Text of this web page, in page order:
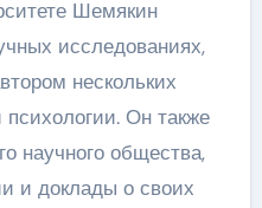
Шемякин
исследованиях,
нескольких
Он также
научного общества,
и доклады о своих